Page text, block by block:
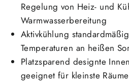
Regelung von Heiz- und
Warmwasserbereitung
Aktivkühlung
Temperaturen an heißen
Platzsparend designte
geeignet für kleinste Räume